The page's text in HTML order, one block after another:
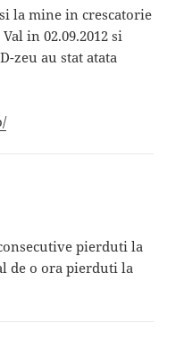
la mine in crescatorie
in 02.09.2012 si
zeu au stat atata
pierduti la
de o ora pierduti la